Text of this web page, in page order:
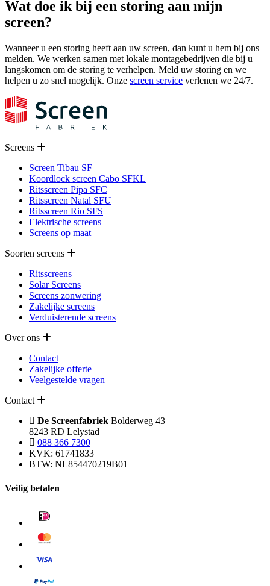
Wat doe ik bij een storing aan mijn
screen?
Wanneer u een storing heeft aan uw screen, dan kunt u hem bij ons
melden. We werken samen met lokale montagebedrijven die bij u
langskomen om de storing te verhelpen. Meld uw storing en we
helpen u zo snel mogelijk. Onze screen service verlenen we 24/7.
Screens
Screen Tibau SF
Koordlock screen Cabo SFKL
Ritsscreen Pipa SFC
Ritsscreen Natal SFU
Ritsscreen Rio SFS
Elektrische screens
Screens op maat
Soorten screens
Ritsscreens
Solar Screens
Screens zonwering
Zakelijke screens
Verduisterende screens
Over ons
Contact
Zakelijke offerte
Veelgestelde vragen
Contact
De Screenfabriek Bolderweg 43
8243 RD Lelystad
088 366 7300
KVK: 61741833
BTW: NL854470219B01
Veilig betalen